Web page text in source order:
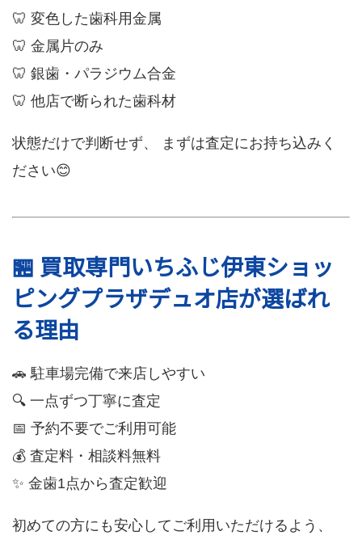
🦷 変色した歯科用金属
🦷 金属片のみ
🦷 銀歯・パラジウム合金
🦷 他店で断られた歯科材
状態だけで判断せず、 まずは査定にお持ち込みく
ださい😊
🏪 買取専門いちふじ伊東ショッ
ピングプラザデュオ店が選ばれ
る理由
🚗 駐車場完備で来店しやすい
🔍 一点ずつ丁寧に査定
📅 予約不要でご利用可能
💰 査定料・相談料無料
✨ 金歯1点から査定歓迎
初めての方にも安心してご利用いただけるよう、